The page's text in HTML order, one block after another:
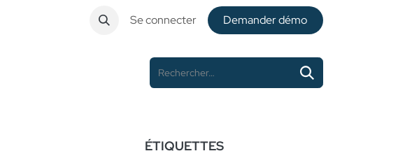
Se connecter De​​mander démo
ÉTIQUETTES